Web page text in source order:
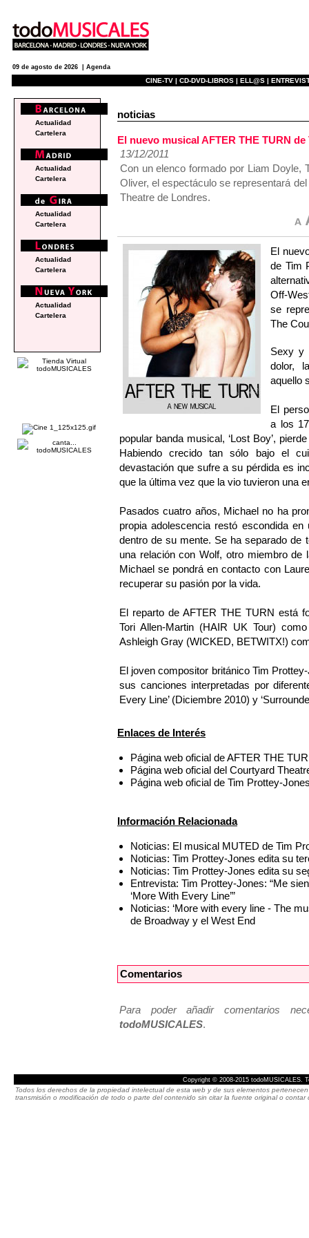
09 de agosto de 2026 | Agenda
CINE-TV | CD-DVD-LIBROS | ELL@S |
noticias
El nuevo musical AFTER THE TURN
13/12/2011
Con un elenco formado por Liam Doyle,
Oliver, el espectáculo se representará
Theatre de Londres.
El
de Tim
Off-
se
The
Sexy y
dolor,
aquello
El
a los
popular banda musical, ‘Lost Boy’,
Habiendo crecido tan sólo bajo el
devastación que sufre a su pérdida es
que la última vez que la vio tuvieron una
Pasados cuatro años, Michael no ha
propia adolescencia restó escondida
dentro de su mente. Se ha separado de
una relación con Wolf, otro miembro
Michael se pondrá en contacto con
recuperar su pasión por la vida.
El reparto de AFTER THE TURN está
Tori Allen-Martin (HAIR UK Tour)
Ashleigh Gray (WICKED, BETWITX!)
El joven compositor británico Tim
sus canciones interpretadas por
Every Line’ (Diciembre 2010) y
Enlaces de Interés
Página web oficial de AFTER THE
Página web oficial del Courtyard
Página web oficial de Tim Prottey-
Información Relacionada
Noticias: El musical MUTED de Tim
Noticias: Tim Prottey-Jones edita su
Noticias: Tim Prottey-Jones edita su
Entrevista: Tim Prottey-Jones: “Me
‘More With Every Line’”
Noticias: ‘More with every line - The
de Broadway y el West End
Comentarios
Para poder añadir comentarios
todoMUSICALES.
Actualidad
Cartelera
Actualidad
Cartelera
Actualidad
Cartelera
Actualidad
Cartelera
Actualidad
Cartelera
Copyright © 2008-2015 todoMUSICALES.
Todos los derechos de la propiedad intelectual de esta web y de sus elementos
transmisión o modificación de todo o parte del contenido sin citar la fuente original o